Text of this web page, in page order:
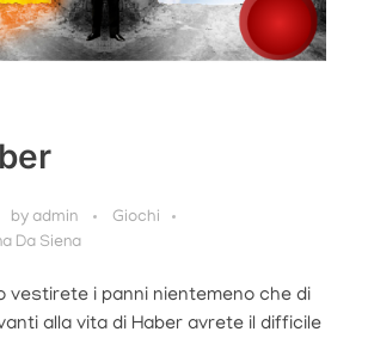
by admin
Giochi
Da Siena
vestirete i panni nientemeno che di
alla vita di Haber avrete il difficile